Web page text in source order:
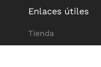
Enlaces útiles
Tienda